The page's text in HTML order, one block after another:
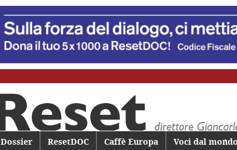
Menu principale
Vai al contenuto principale
Vai al contenuto secondario
Dossier ResetDOC Caffè Europa Voci dal mondo